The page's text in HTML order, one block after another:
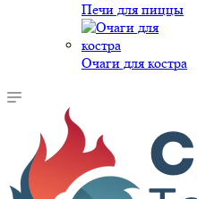
Печи для пиццы
Очаги для костра